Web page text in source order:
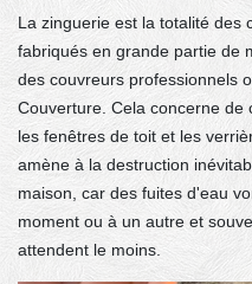
La zinguerie est la totalité des
fabriqués en grande partie de
des couvreurs professionnels
Couverture. Cela concerne de
les fenêtres de toit et les
amène à la destruction
maison, car des fuites d'eau
moment ou à un autre et
attendent le moins.